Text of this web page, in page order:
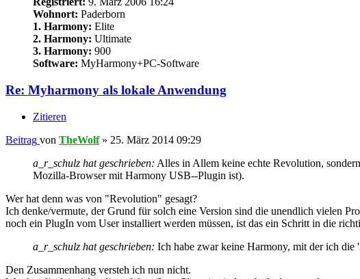
Wohnort: Paderborn
1. Harmony: Elite
2. Harmony: Ultimate
3. Harmony: 900
Software: MyHarmony+PC-Software
Re: Myharmony als lokale Anwendung
Zitieren
Beitrag von TheWolf» 25. März 2014 09:29
a_r_schulz hat geschrieben: Alles in Allem keine echte Revolution,
Mozilla-Browser mit Harmony USB--Plugin ist).
Wer hat denn was von "Revolution" gesagt?
Ich denke/vermute, der Grund für solch eine Version sind die unendlich vielen
noch ein PlugIn vom User installiert werden müssen, ist das ein Schritt in die
a_r_schulz hat geschrieben: Ich habe zwar keine Harmony, mit der ich die
Den Zusammenhang versteh ich nun nicht.